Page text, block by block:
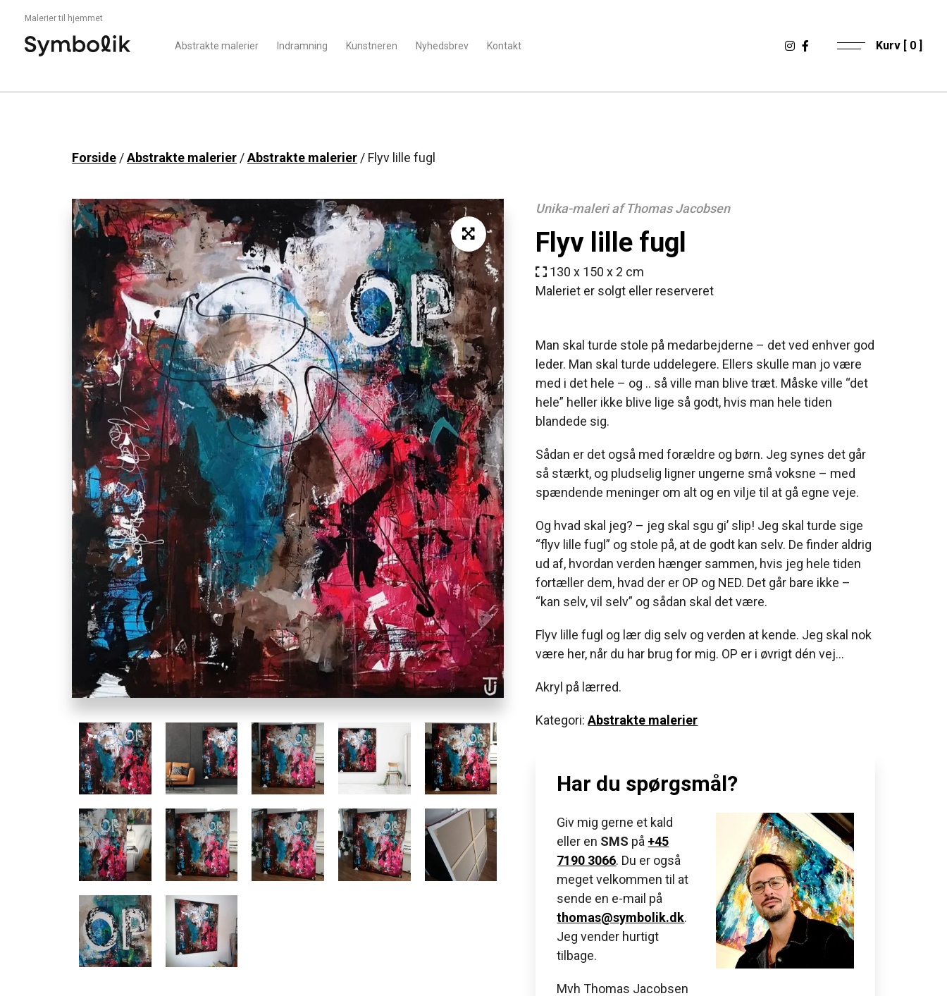
Malerier til hjemmet
Abstrakte malerier Indramning Kunstneren Nyhedsbrev Kontakt Kurv [ 0 ]
Forside /Abstrakte malerier /Abstrakte malerier / Flyv lille fugl
Unika-maleri af Thomas Jacobsen
Flyv lille fugl
130 x 150 x 2 cm
Maleriet er solgt eller reserveret
Man skal turde stole på medarbejderne – det ved enhver god
leder. Man skal turde uddelegere. Ellers skulle man jo være
med i det hele – og .. så ville man blive træt. Måske ville “det
hele” heller ikke blive lige så godt, hvis man hele tiden
blandede sig.
Sådan er det også med forældre og børn. Jeg synes det går
så stærkt, og pludselig ligner ungerne små voksne – med
spændende meninger om alt og en vilje til at gå egne veje.
Og hvad skal jeg? – jeg skal sgu gi’ slip! Jeg skal turde sige
“flyv lille fugl” og stole på, at de godt kan selv. De finder aldrig
ud af, hvordan verden hænger sammen, hvis jeg hele tiden
fortæller dem, hvad der er OP og NED. Det går bare ikke –
“kan selv, vil selv” og sådan skal det være.
Flyv lille fugl og lær dig selv og verden at kende. Jeg skal nok
være her, når du har brug for mig. OP er i øvrigt dén vej…
Akryl på lærred.
Kategori:Abstrakte malerier
Har du spørgsmål?
Giv mig gerne et kald
eller en SMS på +45
7190 3066. Du er også
meget velkommen til at
sende en e-mail på
thomas@symbolik.dk.
Jeg vender hurtigt
tilbage.
Mvh Thomas Jacobsen